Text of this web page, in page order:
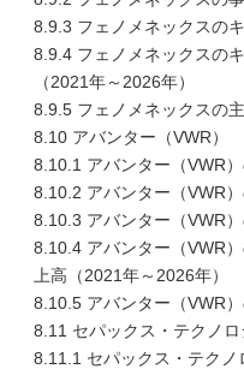
8.9.3 フェノメネックスの
8.9.4 フェノメネックスの
（2021年～2026年）
8.9.5 フェノメネックスの
8.10 アバンター（VWR）
8.10.1 アバンター（VWR
8.10.2 アバンター（VWR
8.10.3 アバンター（VWR
8.10.4 アバンター（VWR
上高（2021年～2026年）
8.10.5 アバンター（VWR
8.11 セパックス・テクノ
8.11.1 セパックス・テクノ